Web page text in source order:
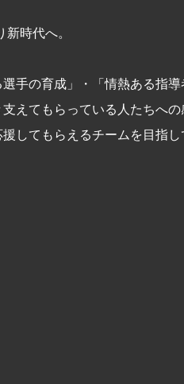
時代へ。
選手の育成」・「情熱ある指
えてもらっている人たちへの
してもらえるチームを目指し